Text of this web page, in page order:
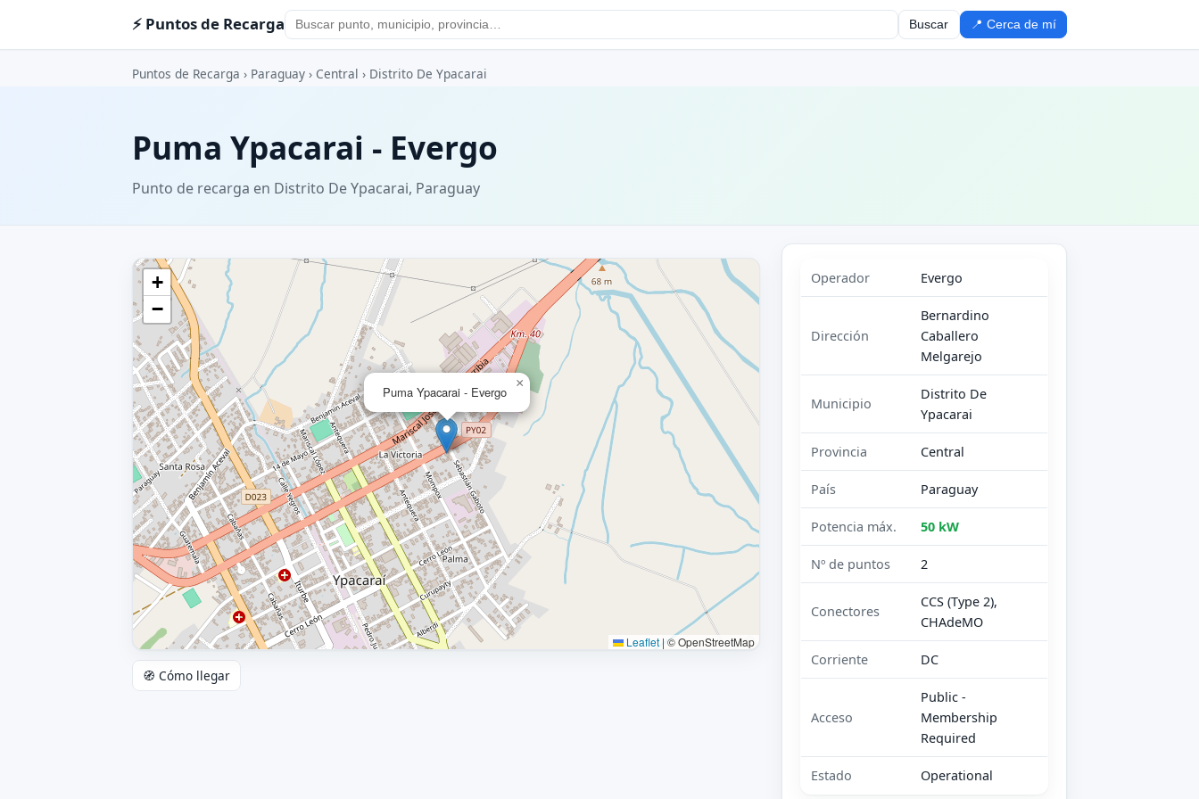
⚡ Puntos de Recarga Buscar 📍 Cerca de mí
Puntos de Recarga › Paraguay › Central › Distrito De Ypacarai
Puma Ypacarai - Evergo
Punto de recarga en Distrito De Ypacarai, Paraguay
Puma Ypacarai - Evergo
×
+
−
Leaflet | © OpenStreetMap
🧭 Cómo llegar
Operador Evergo
Dirección
Bernardino
Caballero
Melgarejo
Municipio
Distrito De
Ypacarai
Provincia Central
País Paraguay
Potencia máx. 50 kW
Nº de puntos 2
Conectores
CCS (Type 2),
CHAdeMO
Corriente DC
Acceso
Public -
Membership
Required
Estado Operational